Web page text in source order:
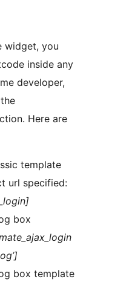
widget, you
inside any
developer,
Here are
template
url specified:
box
box template